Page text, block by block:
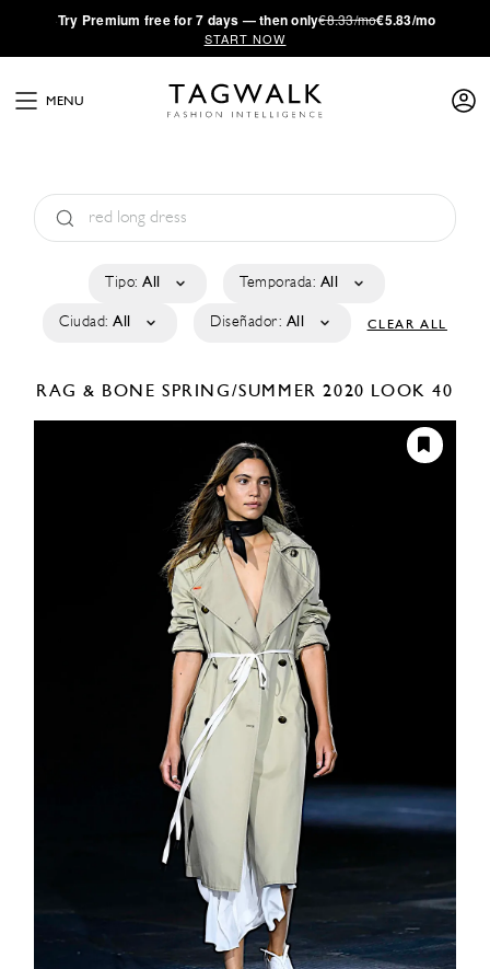
·Try Premium free for 7 days — then only€8.33/mo€5.83/mo
START NOW
MENU
Tipo: All Temporada: All
Ciudad: All Diseñador: All CLEAR ALL
RAG & BONE SPRING/SUMMER 2020 LOOK 40